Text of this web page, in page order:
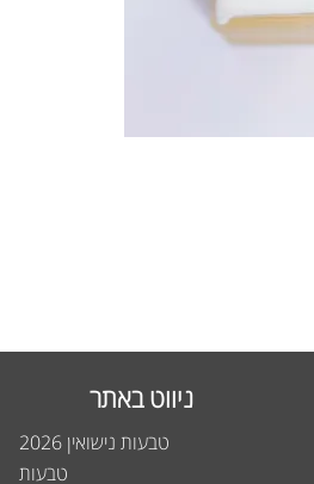
ניווט באתר
טבעות נישואין 2026
טבעות